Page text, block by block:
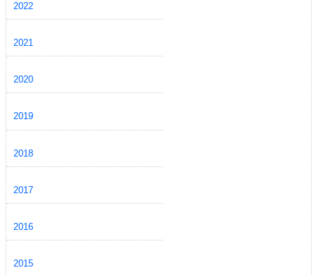
2022
2021
2020
2019
2018
2017
2016
2015